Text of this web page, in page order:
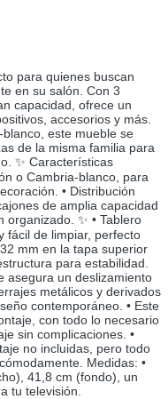
para quienes buscan
en su salón. Con 3
capacidad, ofrece un
accesorios y más.
este mueble se
de la misma familia para
✨ Características
o Cambria-blanco, para
• Distribución
de amplia capacidad
✨ • Tablero
fácil de limpiar, perfecto
mm en la tapa superior
para estabilidad.
asegura un deslizamiento
metálicos y derivados
contemporáneo. • Este
con todo lo necesario
sin complicaciones. •
no incluidas, pero todo
Medidas: •
41,8 cm (fondo), un
tu televisión.